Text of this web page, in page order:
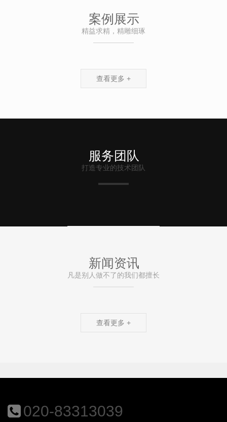
案例展示
精益求精，精雕细琢
查看更多 +
服务团队
打造专业的技术团队
新闻资讯
凡是别人做不了的我们都擅长
查看更多 +
020-83313039